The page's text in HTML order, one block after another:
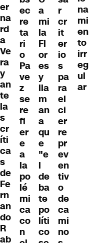
er
na
rd
a
Ve
ra
y
an
te
la
s
cr
íti
ca
s
de
Fe
rn
an
do
R
ab
ec
re
ta
ri
o
Pa
ve
z
se
re
fi
er
e
a
la
po
lé
mi
ca
co
n
a
mi
la
Fl
or
es
y
lla
m
an
a
qu
e
"e
l
de
ba
te
po
líti
co
r
cr
it
er
io
s
pa
ra
el
ci
er
re
pr
ev
en
tiv
o
de
ca
mi
no
na
mi
en
to
irr
eg
ul
ar